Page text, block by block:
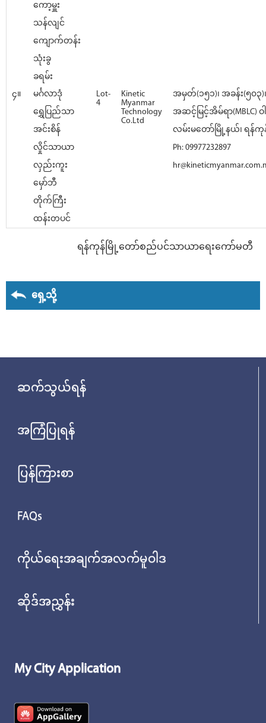
ကော့မှူး
သန်လျင်
ကျောက်တန်း
သုံးခွ
ခရမ်း
၄။
မင်္ဂလာဒုံ
ရွှေပြည်သာ
အင်းစိန်
လှိုင်သာယာ
လှည်းကူး
မှော်ဘီ
တိုက်ကြီး
ထန်းတပင်
Lot-
4
Kinetic
Myanmar
Technology
Co.Ltd
အမှတ်(၁၅၁)၊ အခန်း(၅၀
အဆင့်မြင့်အိမ်ရာ(MBLC) ဝ
လမ်းမတော်မြို့နယ်၊ ရန်ကု
Ph: 09977232897
ရန်ကုန်မြို့တော်စည်ပင်သာယာရေးကော်မတီ
ရှေ့သို့
ဆက်သွယ်ရန်
အကြံပြုရန်
ပြန်ကြားစာ
FAQs
ကိုယ်ရေးအချက်အလက်မူဝါဒ
ဆိုဒ်အညွှန်း
My City Application